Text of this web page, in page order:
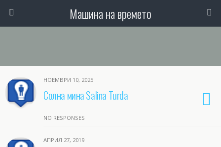
Машина на времето
НОЕМВРИ 10, 2025
Солна мина Salina Turda
NO RESPONSES
АПРИЛ 27, 2019